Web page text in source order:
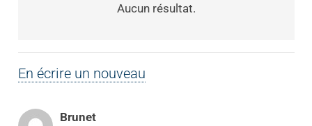
Aucun résultat.
En écrire un nouveau
Brunet